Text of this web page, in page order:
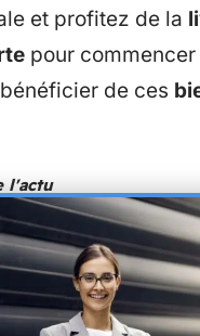
et profitez de la
pour commencer
de ces
l'actu